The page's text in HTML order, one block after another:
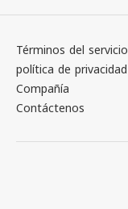
Términos del servicio
política de privacidad
Compañía
Contáctenos